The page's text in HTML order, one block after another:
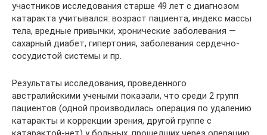
участников исследования старше 49 лет с диагнозом
катаракта учитывался: возраст пациента, индекс массы
тела, вредные привычки, хронические заболевания —
сахарный диабет, гипертония, заболевания сердечно-
сосудистой системы и пр.
Результаты исследования, проведенного
австралийскими учеными показали, что среди 2 групп
пациентов (одной производилась операция по удалению
катаракты и коррекции зрения, другой группе с